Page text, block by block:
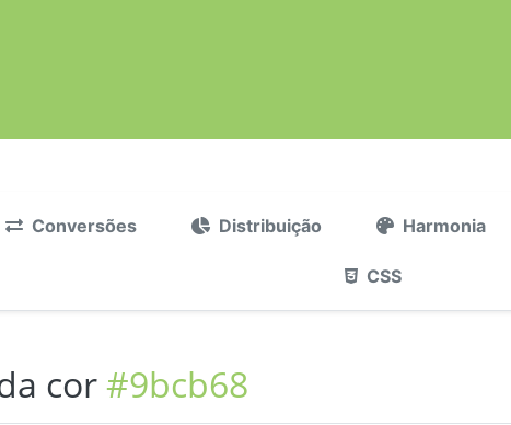
Conversões Distribuição Harmonia
CSS
cor#9bcb68